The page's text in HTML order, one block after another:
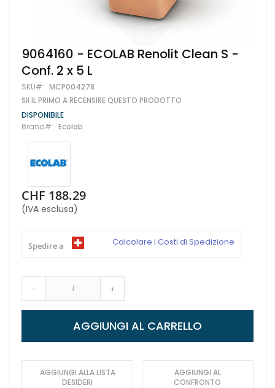
Vai
all'inizio
della
galleria
di
immagini
9064160 - ECOLAB Renolit Clean S -
Conf. 2 x 5 L
SKU MCP004278
SII IL PRIMO A RECENSIRE QUESTO PRODOTTO
DISPONIBILE
Brand
Ecolab
CHF 188.29
(IVA esclusa)
Spedire a Calcolare i Costi di Spedizione
- +
AGGIUNGI AL CARRELLO
AGGIUNGI ALLA LISTA
DESIDERI
AGGIUNGI AL
CONFRONTO